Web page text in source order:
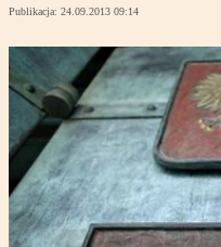
Publikacja: 24.09.2013 09:14